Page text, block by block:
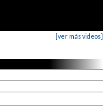
[ver más videos]